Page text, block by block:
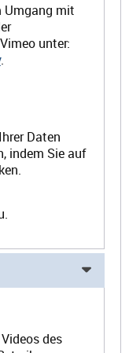
Umgang mit
unter:
.
Daten
indem Sie auf
des